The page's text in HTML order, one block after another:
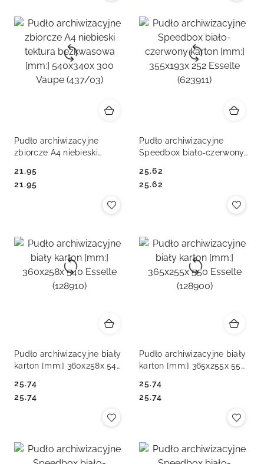
Pudło archiwizacyjne
zbiorcze A4 niebieski
540x340x 300 Vaupe
(437/03)
Cena:
21.95
Cena:
21.95
Pudło archiwizacyjne
Speedbox biało-czerwony
Esselte (623911)
Cena:
25.62
Cena:
25.62
Pudło archiwizacyjne biały
karton [mm:] 360x258x 540
Cena:
25.74
Cena:
25.74
Pudło archiwizacyjne biały
karton [mm:] 365x255x 550
Cena:
25.74
Cena:
25.74